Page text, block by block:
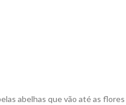
abelhas que vão até as